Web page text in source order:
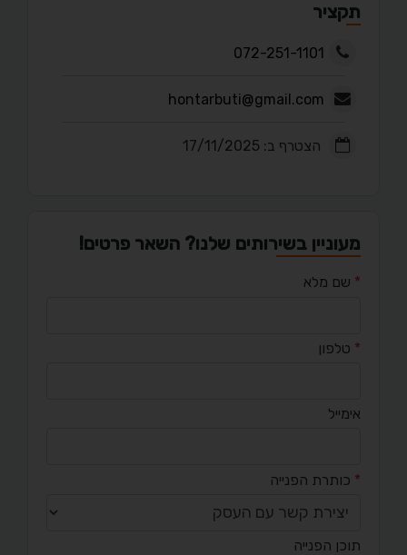
תקציר
072-251-1101
hontarbuti@gmail.com
הצטרף ב: 17/11/2025
מעוניין בשירותים שלנו? השאר פרטים!
* שם מלא
* טלפון
אימייל
* כותרת הפנייה
תוכן הפנייה